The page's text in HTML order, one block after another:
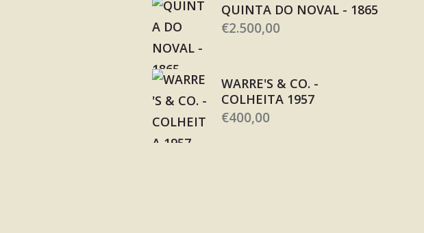
QUINTA DO NOVAL - 1865
€2.500,00
WARRE'S & CO. -
COLHEITA 1957
€400,00